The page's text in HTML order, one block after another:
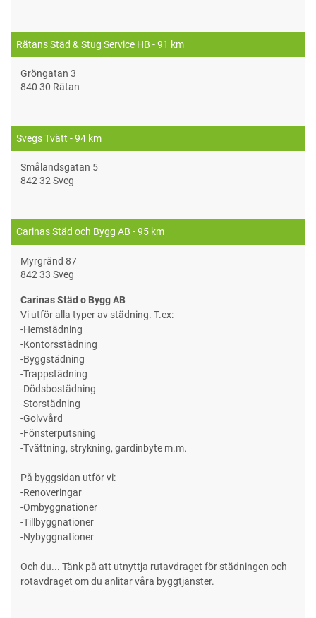
Rätans Städ & Stug Service HB - 91 km
Gröngatan 3
840 30 Rätan
Svegs Tvätt - 94 km
Smålandsgatan 5
842 32 Sveg
Carinas Städ och Bygg AB - 95 km
Myrgränd 87
842 33 Sveg
Carinas Städ o Bygg AB
Vi utför alla typer av städning. T.ex:
-Hemstädning
-Kontorsstädning
-Byggstädning
-Trappstädning
-Dödsbostädning
-Storstädning
-Golvvård
-Fönsterputsning
-Tvättning, strykning, gardinbyte m.m.
På byggsidan utför vi:
-Renoveringar
-Ombyggnationer
-Tillbyggnationer
-Nybyggnationer
Och du... Tänk på att utnyttja rutavdraget för städningen och
rotavdraget om du anlitar våra byggtjänster.